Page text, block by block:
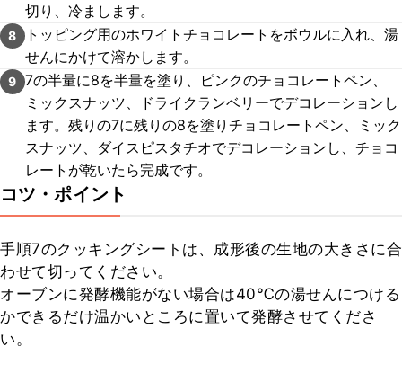
切り、冷まします。
8
トッピング用のホワイトチョコレートをボウルに入れ、湯
せんにかけて溶かします。
9 7の半量に8を半量を塗り、ピンクのチョコレートペン、
ミックスナッツ、ドライクランベリーでデコレーションし
ます。残りの7に残りの8を塗りチョコレートペン、ミック
スナッツ、ダイスピスタチオでデコレーションし、チョコ
レートが乾いたら完成です。
コツ・ポイント
手順7のクッキングシートは、成形後の生地の大きさに合
わせて切ってください。
オーブンに発酵機能がない場合は40℃の湯せんにつける
かできるだけ温かいところに置いて発酵させてくださ
い。